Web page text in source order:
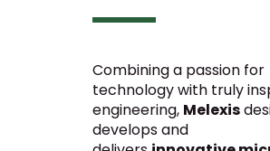
Combining a passion for
technology with truly
engineering, Melexis
develops and